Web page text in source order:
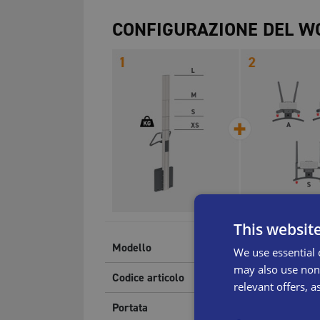
CONFIGURAZIONE DEL
Modello
WP
Codice articolo
Portata
This
We use
may also use
relevant offers,